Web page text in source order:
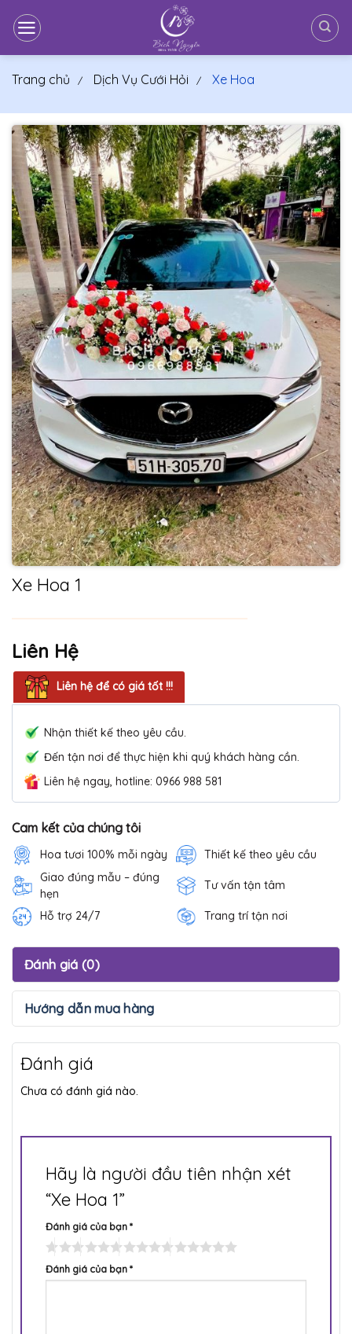
qua
Trang chủ
Dịch Vụ Cưới Hỏi Xe Hoa
Xe Hoa 1
Liên Hệ
Liên hệ để có giá tốt !!!
Nhận thiết kế theo yêu cầu.
Đến tận nơi để thực hiện khi quý khách hàng cần.
Liên hệ ngay, hotline: 0966 988 581
Cam kết của chúng tôi
Hoa tươi 100% mỗi ngày
Thiết kế theo yêu cầu
Giao đúng mẫu – đúng
hẹn
Tư vấn tận tâm
Hỗ trợ 24/7 Trang trí tận nơi
Đánh giá (0)
Hướng dẫn mua hàng
Đánh giá
Chưa có đánh giá nào.
Hãy là người đầu tiên nhận xét
“Xe Hoa 1”
Đánh giá của bạn*
Đánh giá của bạn*